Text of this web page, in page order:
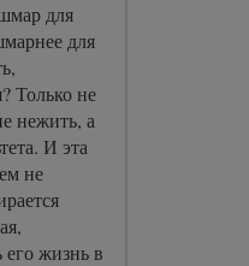
для
для
Только не
нежить, а
И эта
не
его жизнь в